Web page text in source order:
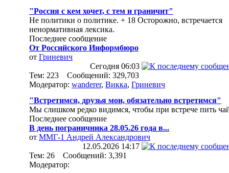
"Россия с кем хочет, с тем и граничит"
Не политики о политике. + 18 Осторожно, встречается
ненормативная лексика.
Последнее сообщение
От Российского Информбюро
от Гриневич
Сегодня 06:03
Тем: 223 Сообщений: 329,703
Модератор: wanderer, Викка, Гриневич
"Встретимся, друзья мои, обязательно встретимся"
Мы слишком редко видимся, чтобы при встрече пить
Последнее сообщение
В день пограничника 28.05.26 года в...
от ММГ-1 Андрей Александрович
12.05.2026 14:17
Тем: 26 Сообщений: 3,391
Модератор: